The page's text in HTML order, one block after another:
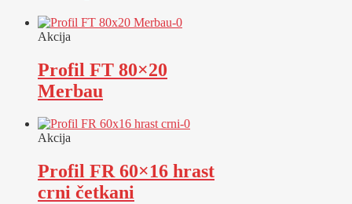
Akcija
Profil FT 80×20
Merbau
Akcija
Profil FR 60×16 hrast
crni četkani